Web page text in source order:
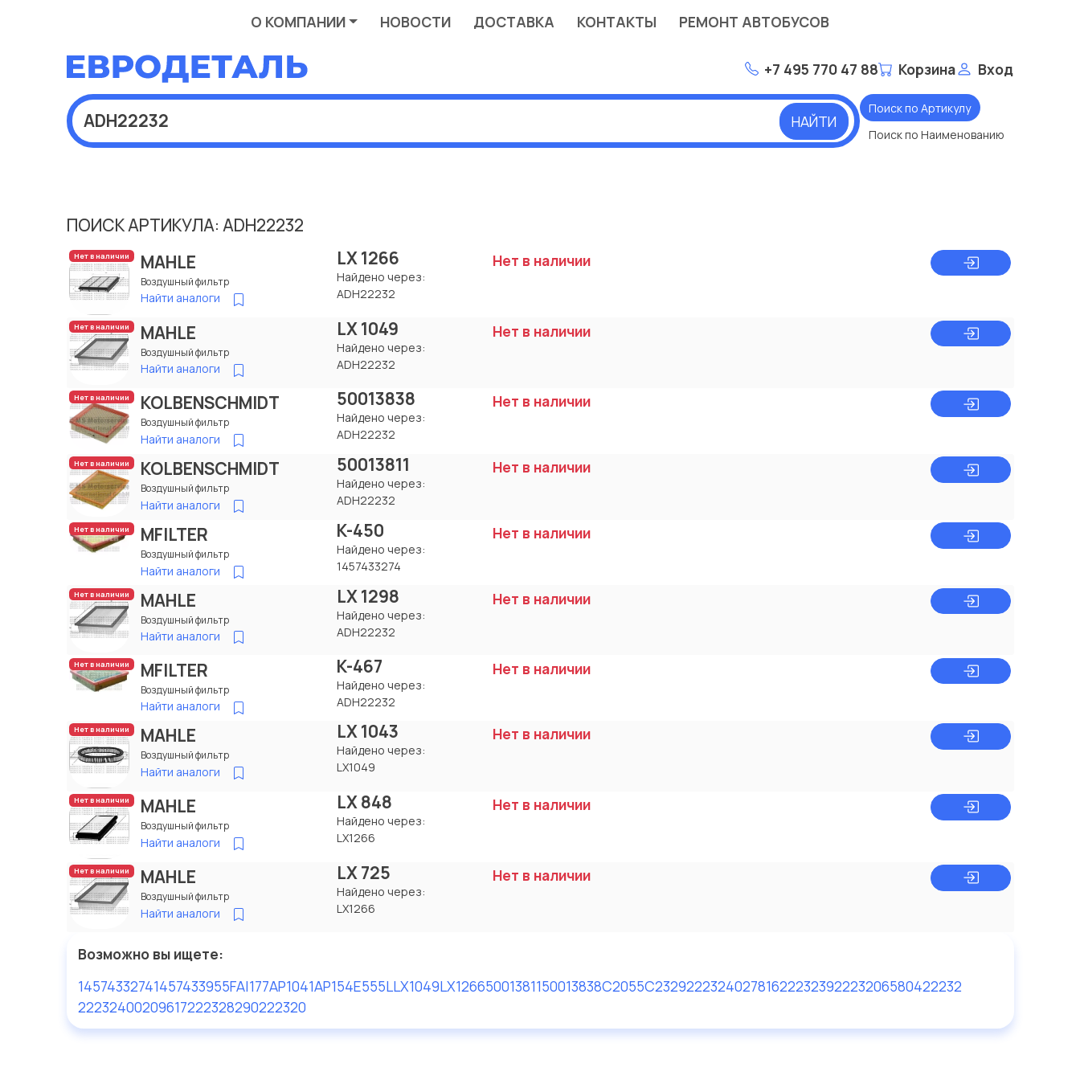
О КОМПАНИИ НОВОСТИ ДОСТАВКА КОНТАКТЫ РЕМОНТ АВТОБУСОВ
+7 495 770 47 88 Корзина Вход
НАЙТИ
Поиск по Артикулу
Поиск по Наименованию
ПОИСК АРТИКУЛА: ADH22232
Нет в наличии MAHLE
Воздушный фильтр
Найти аналоги
LX 1266
Найдено через:
ADH22232
Нет в наличии
Нет в наличии MAHLE
Воздушный фильтр
Найти аналоги
LX 1049
Найдено через:
ADH22232
Нет в наличии
Нет в наличии KOLBENSCHMIDT
Воздушный фильтр
Найти аналоги
50013838
Найдено через:
ADH22232
Нет в наличии
Нет в наличии KOLBENSCHMIDT
Воздушный фильтр
Найти аналоги
50013811
Найдено через:
ADH22232
Нет в наличии
Нет в наличии MFILTER
Воздушный фильтр
Найти аналоги
K-450
Найдено через:
1457433274
Нет в наличии
Нет в наличии MAHLE
Воздушный фильтр
Найти аналоги
LX 1298
Найдено через:
ADH22232
Нет в наличии
Нет в наличии MFILTER
Воздушный фильтр
Найти аналоги
K-467
Найдено через:
ADH22232
Нет в наличии
Нет в наличии MAHLE
Воздушный фильтр
Найти аналоги
LX 1043
Найдено через:
LX1049
Нет в наличии
Нет в наличии MAHLE
Воздушный фильтр
Найти аналоги
LX 848
Найдено через:
LX1266
Нет в наличии
Нет в наличии MAHLE
Воздушный фильтр
Найти аналоги
LX 725
Найдено через:
LX1266
Нет в наличии
Возможно вы ищете:
14574332741457433955FAI177AP1041AP154E555LLX1049LX12665001381150013838C2055C232922232402781622232392223206580422232
22232400209617222328290222320